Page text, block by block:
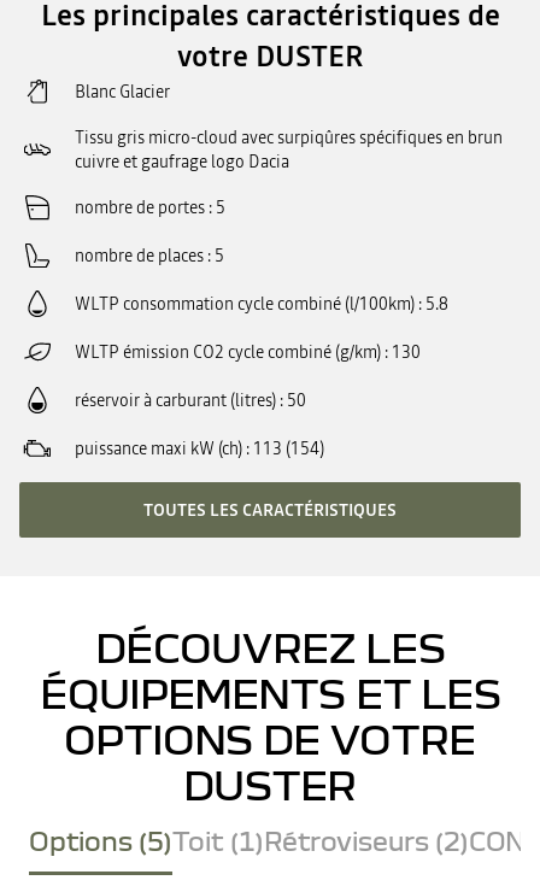
Les principales caractéristiques de
votre DUSTER
Blanc Glacier
Tissu gris micro-cloud avec surpiqûres spécifiques en brun
cuivre et gaufrage logo Dacia
nombre de portes 5
nombre de places 5
WLTP consommation cycle combiné (l/100km) 5.8
WLTP émission CO2 cycle combiné (g/km) 130
réservoir à carburant (litres) 50
puissance maxi kW (ch) 113 (154)
TOUTES LES CARACTÉRISTIQUES
DÉCOUVREZ LES
ÉQUIPEMENTS ET LES
OPTIONS DE VOTRE
DUSTER
Options (5)Toit (1)Rétroviseurs (2)